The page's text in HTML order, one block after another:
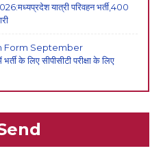
यात्री परिवहन भर्ती,400
Form September
के लिए सीपीसीटी परीक्षा के लिए